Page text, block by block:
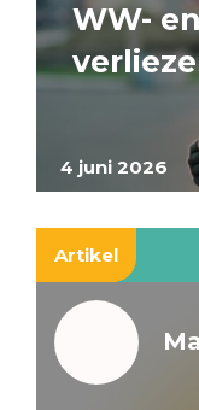
4 juni 2026
WW-
Artikel